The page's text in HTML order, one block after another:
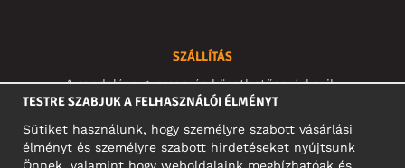
SZÁLLÍTÁS
A rendelése gyorsan és követhetően érkezik:
TESTRE SZABJUK A FELHASZNÁLÓI ÉLMÉNYT
Sütiket használunk, hogy személyre szabott vásárlási
élményt és személyre szabott hirdetéseket nyújtsunk